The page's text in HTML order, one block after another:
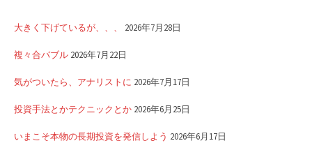
大きく下げているが、、、 2026年7月28日
複々合バブル 2026年7月22日
気がついたら、アナリストに 2026年7月17日
投資手法とかテクニックとか 2026年6月25日
いまこそ本物の長期投資を発信しよう 2026年6月17日